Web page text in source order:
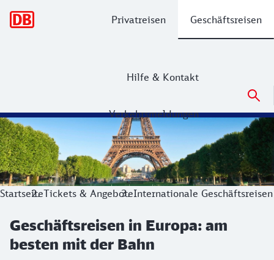
Privatreisen Geschäftsreisen
Hilfe & Kontakt
Verkehrsmeldungen
Geschäftsreisen in Europa: am
Egal wo Ihr Geschäftstermin stattfindet – in den
StartseiteTickets & AngeboteInternationale Geschäftsreisen
Geschäftsreisen in Europa: am
besten mit der Bahn